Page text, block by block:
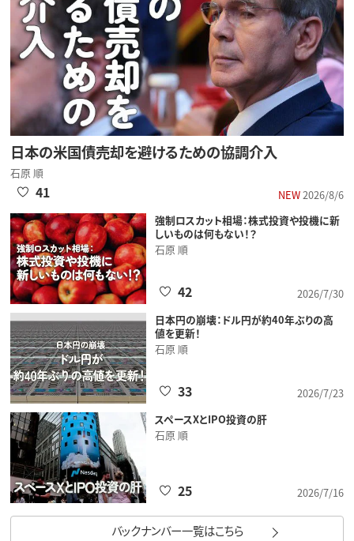
日本の米国債売却を避けるための協調介入
石原 順
NEW2026/8/6
41
強制ロスカット相場：株式投資や投機に新
しいものは何もない！？
石原 順
2026/7/30
42
日本円の崩壊：ドル円が約40年ぶりの高
値を更新！
石原 順
2026/7/23
33
スペースXとIPO投資の肝
石原 順
2026/7/16
25
バックナンバー一覧はこちら